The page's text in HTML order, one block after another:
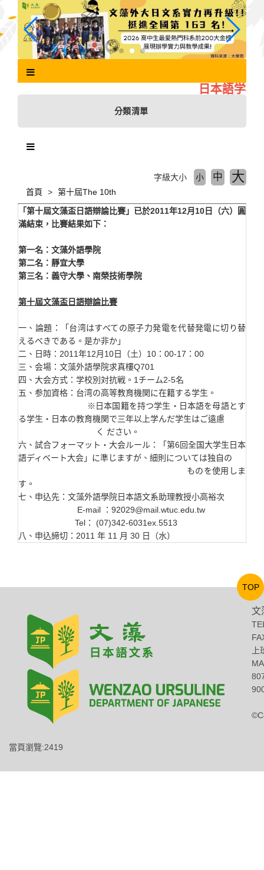
主
日本語学科
分類清單
首頁 第十屆The 10th
字級大小 小 中 大
「第十屆文藻盃日語辯論比賽」已於2011年12月10日（六）圓
滿結束，比賽結果如下：
第一名：文藻外語學院
第二名：靜宜大學
第三名：義守大學、南榮技術學院
第十屆文藻盃日語辯論比賽
一、論題：「台湾はすべての原子力発電を代替発電に切り替
えるべきである。是か非か」
二、日時：2011年12月10日（土）10：00-17：00
三、会場：文藻外語學院求真樓Q701
四、大会方式：学校別対抗戦。1チーム2-5名
五、参加資格：台湾の高等教育機関に在籍する学生。
※日本国籍を持つ学生・日本語を母語とす
る学生・日本の教育機関で三年以上学んだ学生はご遠慮
く ださい。
六、試合フォーマット・大会ルール：「第6回全国大学生日本
語ディベート大会」に準じますが、細則については独自の
ものを使用しま
す。
七、申込先：文藻外語學院日本語文系助理教授小高裕次
E-mail ：92029@mail.wtuc.edu.tw
Tel： (07)342-6031ex.5513
八、申込締切：2011 年 11 月 30 日（水）
文
當頁瀏覽:2419
TOP